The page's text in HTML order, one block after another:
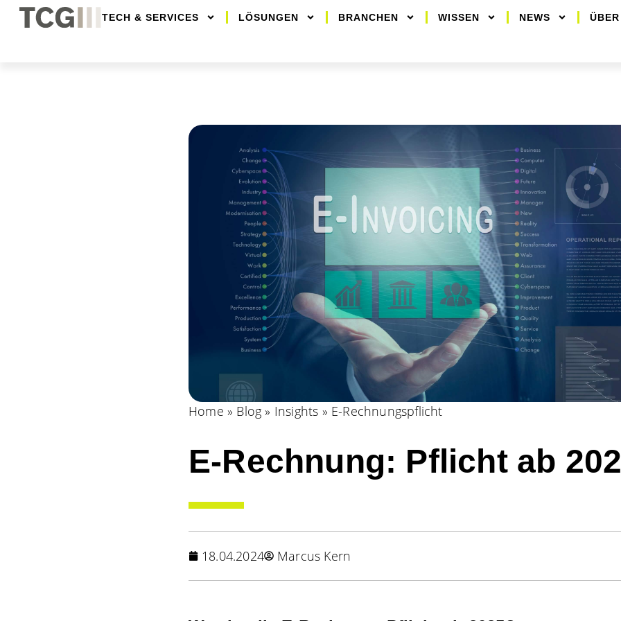
TECH & SERVICES LÖSUNGEN BRANCHEN WISSEN NEWS
Home » Blog » Insights » E-Rechnungspflicht
E-Rechnung: Pflicht ab
18.04.2024 Marcus Kern